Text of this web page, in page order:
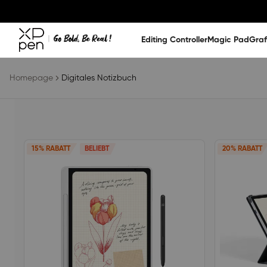
Editing ControllerMagic Pad
Homepage Digitales Notizbuch
15% RABATT BELIEBT 20% RABATT